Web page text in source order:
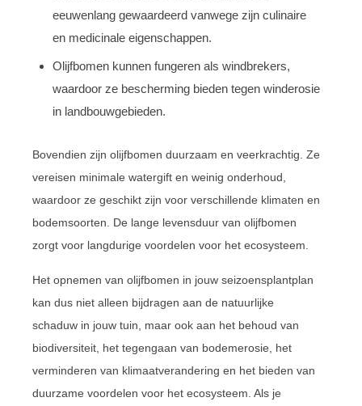
eeuwenlang gewaardeerd vanwege zijn culinaire
en medicinale eigenschappen.
Olijfbomen kunnen fungeren als windbrekers,
waardoor ze bescherming bieden tegen winderosie
in landbouwgebieden.
Bovendien zijn olijfbomen duurzaam en veerkrachtig. Ze
vereisen minimale watergift en weinig onderhoud,
waardoor ze geschikt zijn voor verschillende klimaten en
bodemsoorten. De lange levensduur van olijfbomen
zorgt voor langdurige voordelen voor het ecosysteem.
Het opnemen van olijfbomen in jouw seizoensplantplan
kan dus niet alleen bijdragen aan de natuurlijke
schaduw in jouw tuin, maar ook aan het behoud van
biodiversiteit, het tegengaan van bodemerosie, het
verminderen van klimaatverandering en het bieden van
duurzame voordelen voor het ecosysteem. Als je